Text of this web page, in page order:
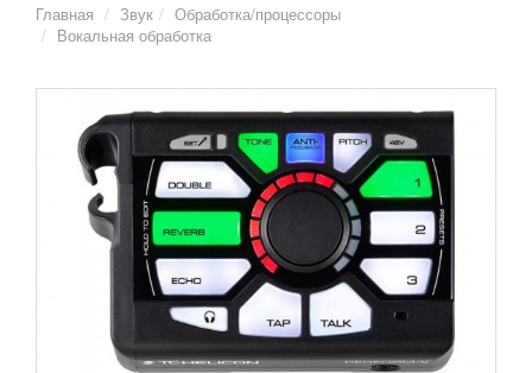
Главная Звук
Обработка/процессоры
Вокальная обработка